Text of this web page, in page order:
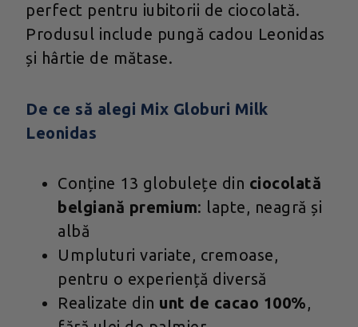
perfect pentru iubitorii de ciocolată.
Produsul include pungă cadou Leonidas
și hârtie de mătase.
De ce să alegi Mix Globuri Milk
Leonidas
Conține 13 globulețe din ciocolată
belgiană premium: lapte, neagră și
albă
Umpluturi variate, cremoase,
pentru o experiență diversă
Realizate din unt de cacao 100%,